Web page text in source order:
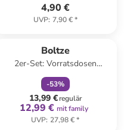
4,90 €
UVP: 7,90 €*
Boltze
2er-Set: Vorratsdosen
"Anella" in Grün/ Rot - (H)8,5
cm
-53%
13,99 €regulär
12,99 € mit family
UVP: 27,98 €*